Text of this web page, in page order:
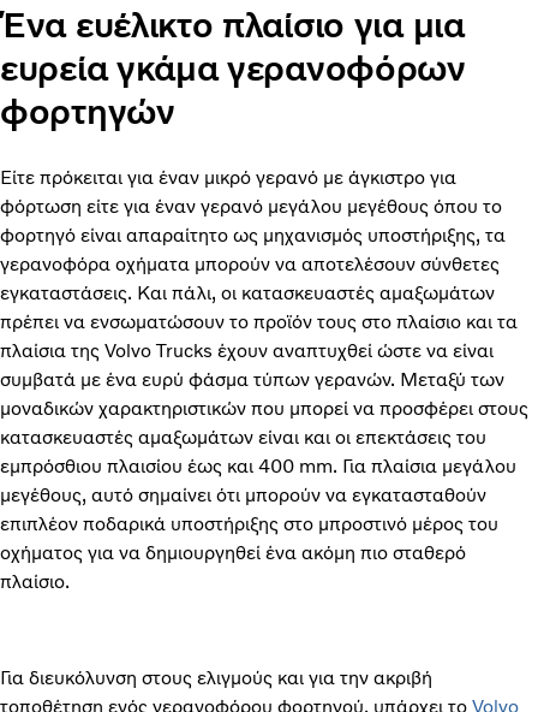
Ένα ευέλικτο πλαίσιο για μια
ευρεία γκάμα γερανοφόρων
φορτηγών
Είτε πρόκειται για έναν μικρό γερανό με άγκιστρο για
φόρτωση είτε για έναν γερανό μεγάλου μεγέθους όπου το
φορτηγό είναι απαραίτητο ως μηχανισμός υποστήριξης, τα
γερανοφόρα οχήματα μπορούν να αποτελέσουν σύνθετες
εγκαταστάσεις. Και πάλι, οι κατασκευαστές αμαξωμάτων
πρέπει να ενσωματώσουν το προϊόν τους στο πλαίσιο και τα
πλαίσια της Volvo Trucks έχουν αναπτυχθεί ώστε να είναι
συμβατά με ένα ευρύ φάσμα τύπων γερανών. Μεταξύ των
μοναδικών χαρακτηριστικών που μπορεί να προσφέρει στους
κατασκευαστές αμαξωμάτων είναι και οι επεκτάσεις του
εμπρόσθιου πλαισίου έως και 400 mm. Για πλαίσια μεγάλου
μεγέθους, αυτό σημαίνει ότι μπορούν να εγκατασταθούν
επιπλέον ποδαρικά υποστήριξης στο μπροστινό μέρος του
οχήματος για να δημιουργηθεί ένα ακόμη πιο σταθερό
πλαίσιο.
Για διευκόλυνση στους ελιγμούς και για την ακριβή
τοποθέτηση ενός γερανοφόρου φορτηγού, υπάρχει το Volvo